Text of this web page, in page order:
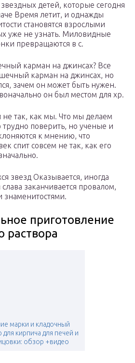
детей, которые сегодня
Время летит, и однажды
становятся взрослыми
уже не узнать. Миловидные
превращаются в с.
карман на джинсах? Все
карман на джинсах, но
зачем он может быть нужен.
он был местом для хр.
так, как мы. Что мы делаем
трудно поверить, но ученые и
к мнению, что
спит совсем не так, как его
звезд Оказывается, иногда
заканчивается провалом,
знаменитостями.
приготовление
раствора
марки и кладочный
для кирпича для печей и
обзор +видео